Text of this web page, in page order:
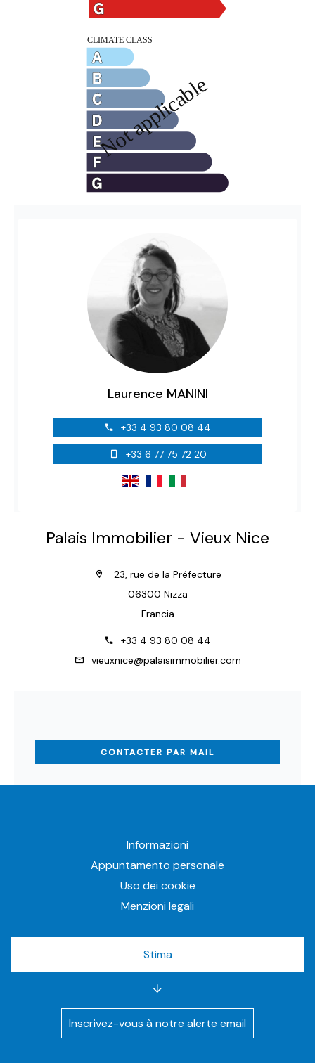
Laurence MANINI
+33 4 93 80 08 44
+33 6 77 75 72 20
Palais Immobilier - Vieux Nice
23, rue de la Préfecture
06300 Nizza
Francia
+33 4 93 80 08 44
vieuxnice@palaisimmobilier.com
CONTACTER PAR MAIL
Informazioni
Appuntamento personale
Uso dei cookie
Menzioni legali
Stima
Inscrivez-vous à notre alerte email